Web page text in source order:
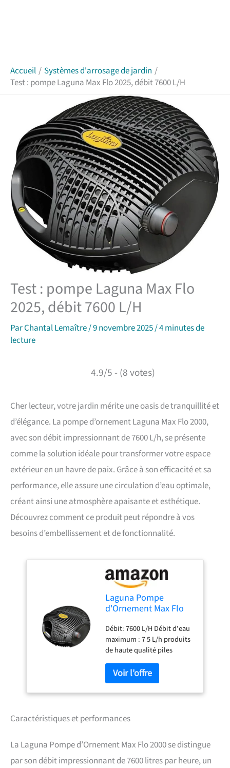
Accueil
Systèmes d'arrosage de jardin
Test : pompe Laguna Max Flo 2025, débit 7600 L/H
Test : pompe Laguna Max Flo
2025, débit 7600 L/H
ParChantal Lemaître/9 novembre 2025/4 minutes de
lecture
4.9/5 - (8 votes)
Cher lecteur, votre jardin mérite une oasis de tranquillité et
d’élégance. La pompe d’ornement Laguna Max Flo 2000,
avec son débit impressionnant de 7600 L/h, se présente
comme la solution idéale pour transformer votre espace
extérieur en un havre de paix. Grâce à son efficacité et sa
performance, elle assure une circulation d’eau optimale,
créant ainsi une atmosphère apaisante et esthétique.
Découvrez comment ce produit peut répondre à vos
besoins d’embellissement et de fonctionnalité.
Laguna Pompe
d'Ornement Max Flo
Débit: 7600 L/H Débit d'eau
maximum : 7 5 L/h produits
de haute qualité piles
requises: non
Caractéristiques et performances
La Laguna Pompe d’Ornement Max Flo 2000 se distingue
par son débit impressionnant de 7600 litres par heure, un